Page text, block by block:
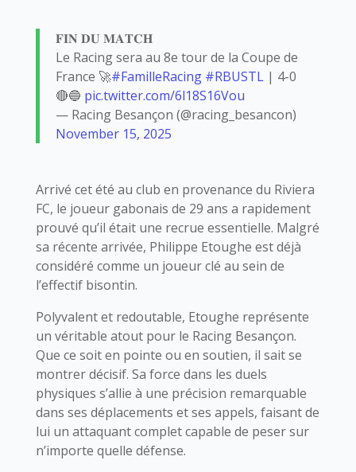
𝐅𝐈𝐍 𝐃𝐔 𝐌𝐀𝐓𝐂𝐇
Le Racing sera au 8e tour de la Coupe de
France 🚀#FamilleRacing #RBUSTL| 4-0
🔴🔵 pic.twitter.com/6l18S16Vou
— Racing Besançon (@racing_besancon)
November 15, 2025
Arrivé cet été au club en provenance du Riviera
FC, le joueur gabonais de 29 ans a rapidement
prouvé qu’il était une recrue essentielle. Malgré
sa récente arrivée, Philippe Etoughe est déjà
considéré comme un joueur clé au sein de
l’effectif bisontin.
Polyvalent et redoutable, Etoughe représente
un véritable atout pour le Racing Besançon.
Que ce soit en pointe ou en soutien, il sait se
montrer décisif. Sa force dans les duels
physiques s’allie à une précision remarquable
dans ses déplacements et ses appels, faisant de
lui un attaquant complet capable de peser sur
n’importe quelle défense.